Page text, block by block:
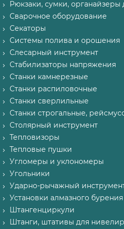
Рюкзаки, сумки, органайзеры
Сварочное оборудование
Секаторы
Системы полива и орошения
Слесарный инструмент
Стабилизаторы напряжения
Станки камнерезные
Станки распиловочные
Станки сверлильные
Станки строгальные,
Столярный инструмент
Тепловизоры
Тепловые пушки
Угломеры и уклономеры
Угольники
Ударно-рычажный
Установки алмазного бурения
Штангенциркули
Штанги, штативы для